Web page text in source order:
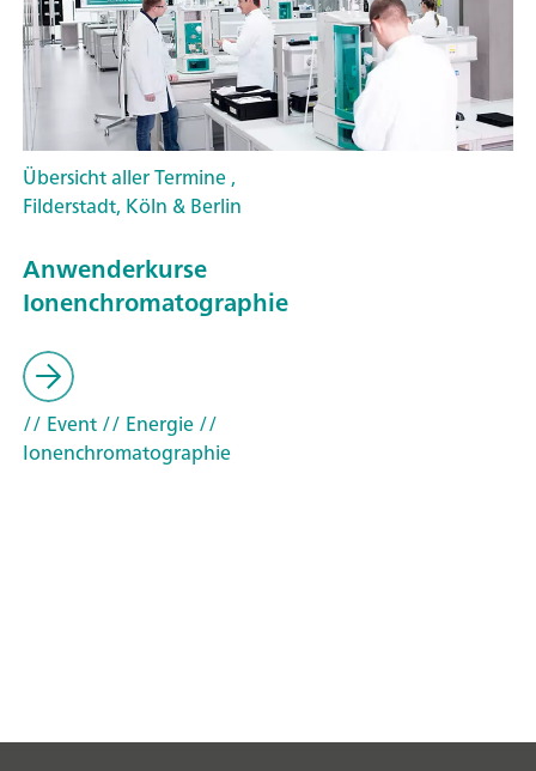
Übersicht aller Termine ,
Filderstadt, Köln & Berlin
Anwenderkurse
Ionenchromatographie
// Event// Energie//
Ionenchromatographie